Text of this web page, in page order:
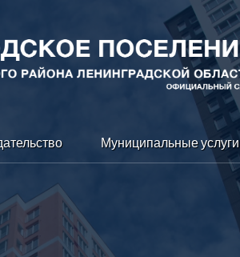
Муниципальные услуги